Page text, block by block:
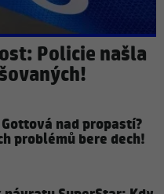
Policie našla
nad propastí?
problémů bere dech!